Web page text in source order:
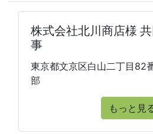
株式会社北川商店様
事
東京都文京区白山二丁目82
部
もっと見